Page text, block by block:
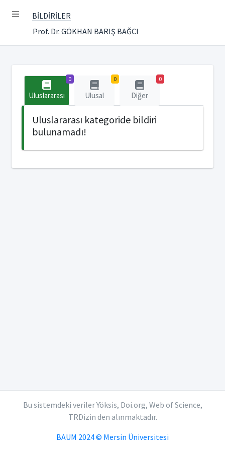
BİLDİRİLER
Prof. Dr. GÖKHAN BARIŞ BAĞCI
0
Uluslararası
0
Ulusal
0
Diğer
Uluslararası kategoride bildiri
bulunamadı!
Bu sistemdeki veriler Yöksis, Doi.org, Web of Science,
TRDizin den alınmaktadır.
BAUM 2024 © Mersin Üniversitesi